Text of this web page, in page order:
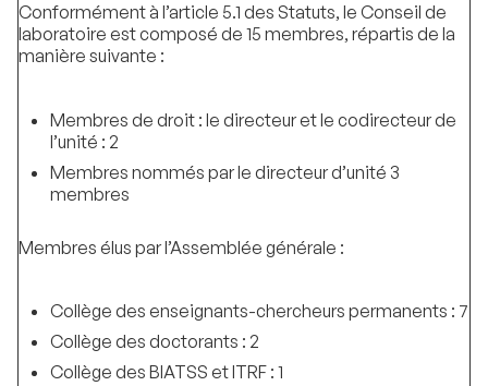
Conformément à l’article 5.1 des Statuts, le Conseil de
laboratoire est composé de 15 membres, répartis de la
manière suivante :
Membres de droit : le directeur et le codirecteur de
l’unité : 2
Membres nommés par le directeur d’unité 3
membres
Membres élus par l’Assemblée générale :
Collège des enseignants-chercheurs permanents : 7
Collège des doctorants : 2
Collège des BIATSS et ITRF : 1